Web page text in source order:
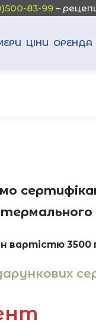
83-99 –
ЦІНИ ОРЕНДА
вартістю 3500